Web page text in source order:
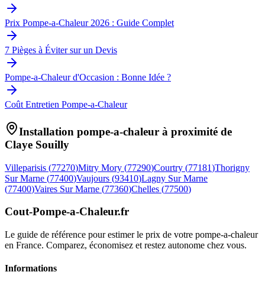
Prix Pompe-a-Chaleur 2026 : Guide Complet
7 Pièges à Éviter sur un Devis
Pompe-a-Chaleur d'Occasion : Bonne Idée ?
Coût Entretien Pompe-a-Chaleur
Installation pompe-a-chaleur à proximité de
Claye Souilly
Villeparisis (77270)Mitry Mory (77290)Courtry (77181)Thorigny
Sur Marne (77400)Vaujours (93410)Lagny Sur Marne
(77400)Vaires Sur Marne (77360)Chelles (77500)
Cout-Pompe-a-Chaleur.fr
Le guide de référence pour estimer le prix de votre pompe-a-chaleur
en France. Comparez, économisez et restez autonome chez vous.
Informations